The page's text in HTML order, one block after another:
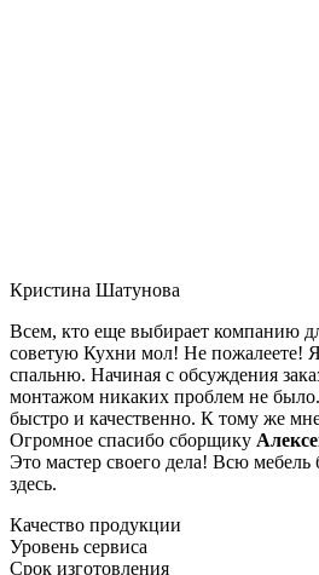
Кристина Шатунова
Всем, кто еще выбирает компанию
советую Кухни мол! Не пожалеете!
спальню. Начиная с обсуждения
монтажом никаких проблем не
быстро и качественно. К тому же
Огромное спасибо сборщику
Это мастер своего дела! Всю мебель
здесь.
Качество продукции
Уровень сервиса
Срок изготовления